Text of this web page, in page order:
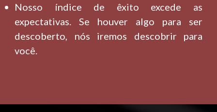
Nosso índice de êxito excede as
expectativas. Se houver algo para ser
descoberto, nós iremos descobrir para
você.